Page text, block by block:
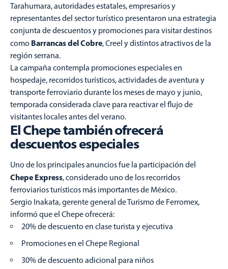
Tarahumara, autoridades estatales, empresarios y
representantes del sector turístico presentaron una estrategia
conjunta de descuentos y promociones para visitar destinos
como Barrancas del Cobre, Creel y distintos atractivos de la
región serrana.
La campaña contempla promociones especiales en
hospedaje, recorridos turísticos, actividades de aventura y
transporte ferroviario durante los meses de mayo y junio,
temporada considerada clave para reactivar el flujo de
visitantes locales antes del verano.
El Chepe también ofrecerá
descuentos especiales
Uno de los principales anuncios fue la participación del
Chepe Express, considerado uno de los recorridos
ferroviarios turísticos más importantes de México.
Sergio Inakata, gerente general de Turismo de Ferromex,
informó que el Chepe ofrecerá:
20% de descuento en clase turista y ejecutiva
Promociones en el Chepe Regional
30% de descuento adicional para niños